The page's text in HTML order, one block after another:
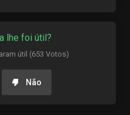
lhe foi útil?
útil (653 Votos)
Não